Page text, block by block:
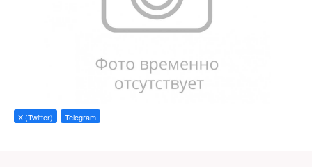
X (Twitter) Telegram